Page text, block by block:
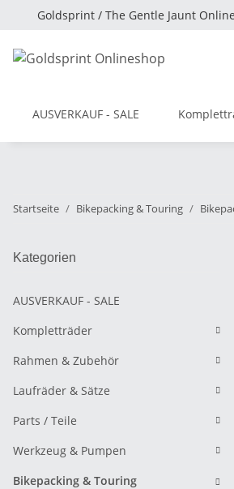
Goldsprint / The Gentle Jaunt
AUSVERKAUF - SALE
Startseite Bikepacking & Touring
Kategorien
AUSVERKAUF - SALE
Kompletträder
Rahmen & Zubehör
Laufräder & Sätze
Parts / Teile
Werkzeug & Pumpen
Bikepacking & Touring